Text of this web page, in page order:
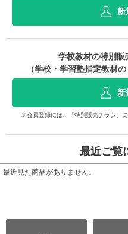
新
学校教材の特別販
（学校・学習塾指定教材
新
※会員登録には、「特別販売チラシ」
最近ご覧
最近見た商品がありません。